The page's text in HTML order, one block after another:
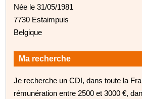
Née le 31/05/1981
7730 Estaimpuis
Belgique
Ma recherche
Je recherche un CDI, dans toute la
rémunération entre 2500 et 3000 €,